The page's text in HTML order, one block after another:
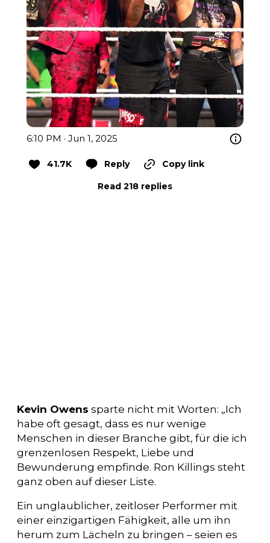
6:10 PM · Jun 1, 2025
41.7K Reply Copy link
Read 218 replies
Kevin Owens sparte nicht mit Worten: „Ich
habe oft gesagt, dass es nur wenige
Menschen in dieser Branche gibt, für die ich
grenzenlosen Respekt, Liebe und
Bewunderung empfinde. Ron Killings steht
ganz oben auf dieser Liste.
Ein unglaublicher, zeitloser Performer mit
einer einzigartigen Fähigkeit, alle um ihn
herum zum Lächeln zu bringen – seien es